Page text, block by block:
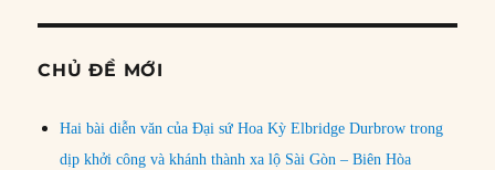
CHỦ ĐỀ MỚI
Hai bài diễn văn của Đại sứ Hoa Kỳ Elbridge Durbrow trong
dịp khởi công và khánh thành xa lộ Sài Gòn – Biên Hòa